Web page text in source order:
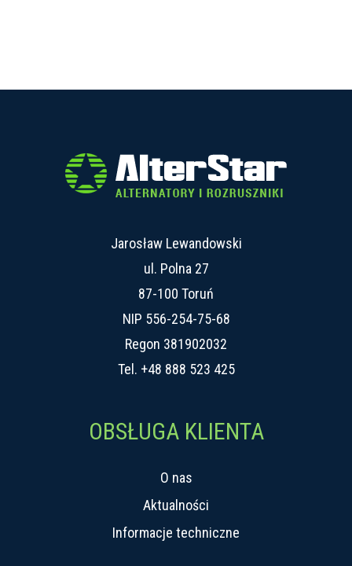
Jarosław Lewandowski
ul. Polna 27
87-100 Toruń
NIP 556-254-75-68
Regon 381902032
Tel. +48 888 523 425
OBSŁUGA KLIENTA
O nas
Aktualności
Informacje techniczne